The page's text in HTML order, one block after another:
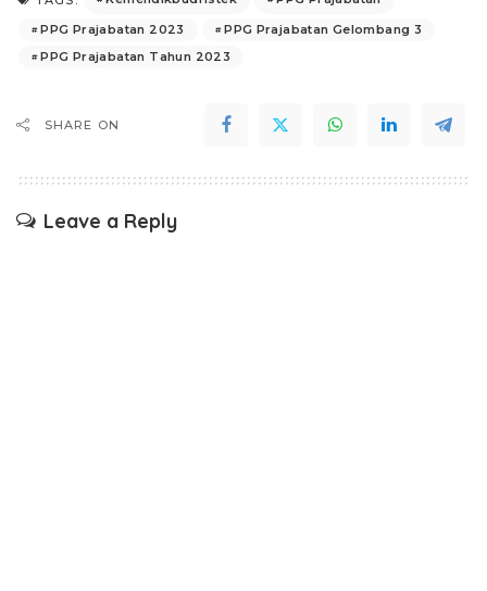
PPG Prajabatan 2023
PPG Prajabatan Gelombang 3
PPG Prajabatan Tahun 2023
SHARE ON
Leave a Reply